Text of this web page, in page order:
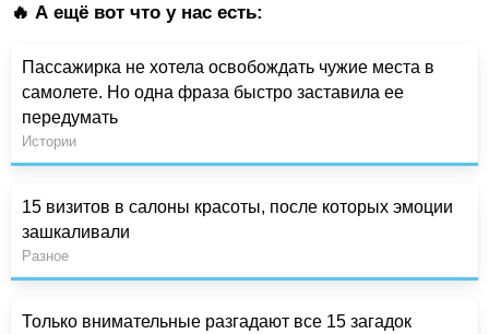
🔥 А ещё вот что у нас есть:
Пассажирка не хотела освобождать чужие места в
самолете. Но одна фраза быстро заставила ее
передумать
Истории
15 визитов в салоны красоты, после которых эмоции
зашкаливали
Разное
Только внимательные разгадают все 15 загадок